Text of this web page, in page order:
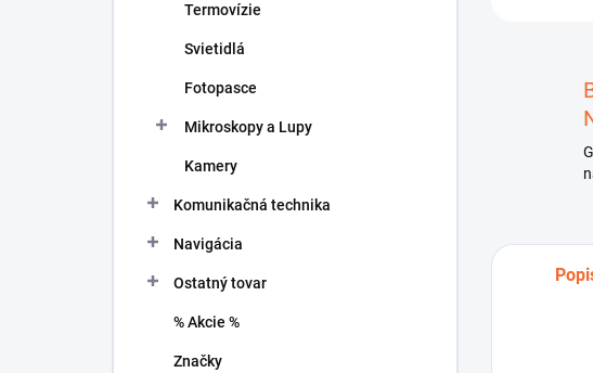
Termovízie
Svietidlá
Fotopasce
Mikroskopy a Lupy
Kamery
Komunikačná technika
Navigácia
Ostatný tovar
% Akcie %
Značky